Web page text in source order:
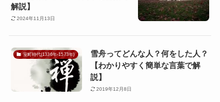
解説】
2024年11月13日
室町時代(1336年-1573年)
雪舟ってどんな人？何をした人？
【わかりやすく簡単な言葉で解
説】
2019年12月8日